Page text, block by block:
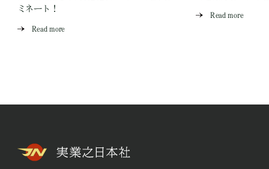
ミネート！
Read more
Read more